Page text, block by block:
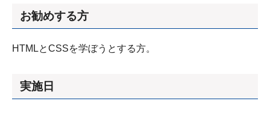
お勧めする方
HTMLとCSSを学ぼうとする方。
実施日